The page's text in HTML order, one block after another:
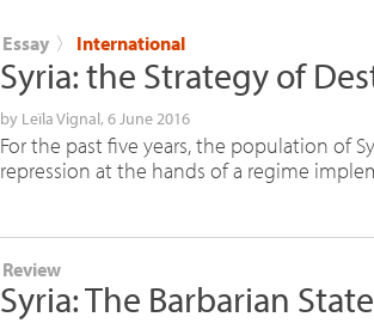
Essay 〉 International
Syria: the Strategy of
by Leïla Vignal, 6 June 2016
For the past five years, the population of
repression at the hands of a regime
Review
Syria: The Barbarian State